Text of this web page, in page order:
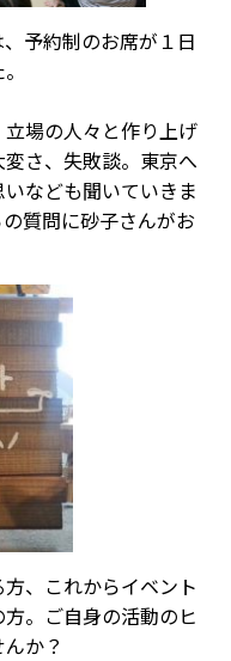
予約制のお席が１日
場の人々と作り上げ
さ、失敗談――。東京へ
なども聞いていきま
質問に砂子さんがお
、これからイベント
――。ご自身の活動のヒ
か？